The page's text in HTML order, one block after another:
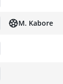
M. Kabore